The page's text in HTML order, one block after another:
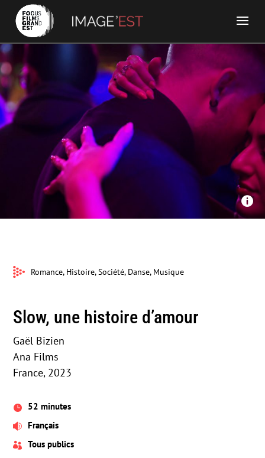
Ana Films - Slow, une histoire d’amour 
Romance, Histoire, Société, Danse, Musique
Slow, une histoire d’amour
Gaël Bizien
Ana Films
France, 2023
 52 minutes
 Français
 Tous publics